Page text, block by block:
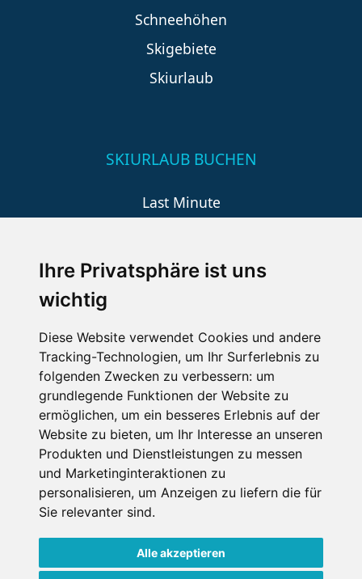
Ihre Privatsphäre ist uns
wichtig
Diese Website verwendet Cookies und andere
Tracking-Technologien, um Ihr Surferlebnis zu
folgenden Zwecken zu verbessern: um
grundlegende Funktionen der Website zu
ermöglichen, um ein besseres Erlebnis auf der
Website zu bieten, um Ihr Interesse an unseren
Produkten und Dienstleistungen zu messen
und Marketinginteraktionen zu
personalisieren, um Anzeigen zu liefern die für
Sie relevanter sind.
Alle akzeptieren
Schneehöhen
Skigebiete
Skiurlaub
SKIURLAUB BUCHEN
Last Minute
Wellness
SCHNEEHÖHEN SKI APP
Die Schneehoehen Ski APP für iOS und Android - Ein
Muss für alle Wintersportler und Schneefreaks!
Impressum
Datenschutz